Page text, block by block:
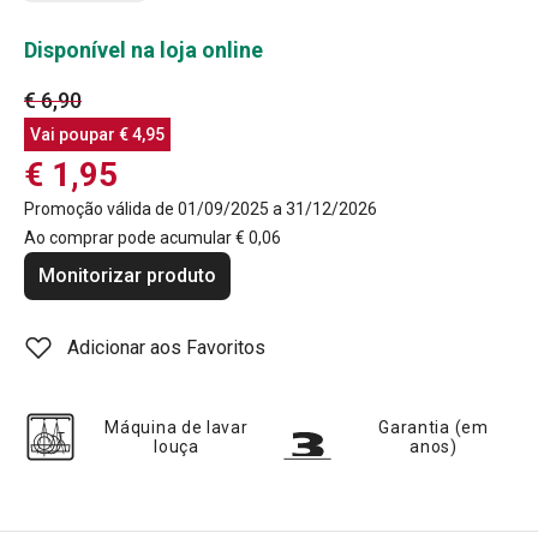
Disponível na loja online
€ 6,90
Vai poupar € 4,95
€ 1,95
Promoção válida de 01/09/2025 a 31/12/2026
Ao comprar pode acumular€ 0,06
Monitorizar produto
Adicionar aos Favoritos
Máquina de lavar
louça
Garantia (em
anos)